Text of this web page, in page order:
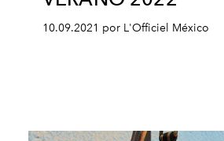
10.09.2021 por L'Officiel México